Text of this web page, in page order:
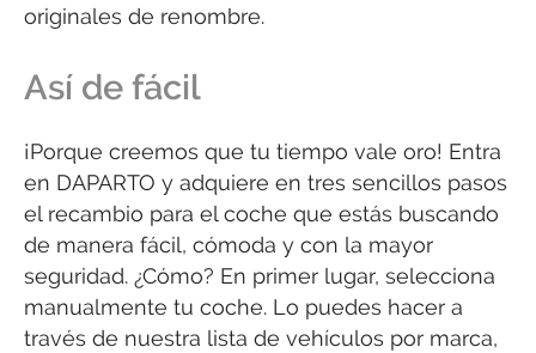
originales de renombre.
Así de fácil
¡Porque creemos que tu tiempo vale oro! Entra
en DAPARTO y adquiere en tres sencillos pasos
el recambio para el coche que estás buscando
de manera fácil, cómoda y con la mayor
seguridad. ¿Cómo? En primer lugar, selecciona
manualmente tu coche. Lo puedes hacer a
través de nuestra lista de vehículos por marca,